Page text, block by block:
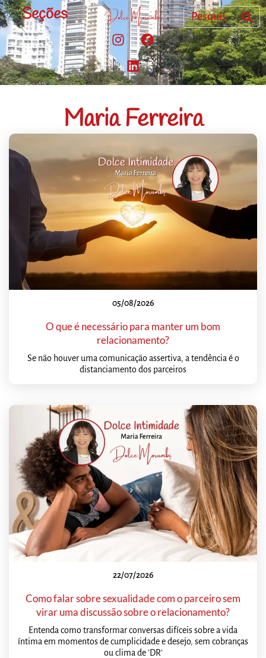
Seções
Maria Ferreira
05/08/2026
O que é necessário para manter um bom
relacionamento?
Se não houver uma comunicação assertiva, a tendência é o
distanciamento dos parceiros
22/07/2026
Como falar sobre sexualidade com o parceiro sem
virar uma discussão sobre o relacionamento?
Entenda como transformar conversas difíceis sobre a vida
íntima em momentos de cumplicidade e desejo, sem cobranças
ou clima de 'DR'